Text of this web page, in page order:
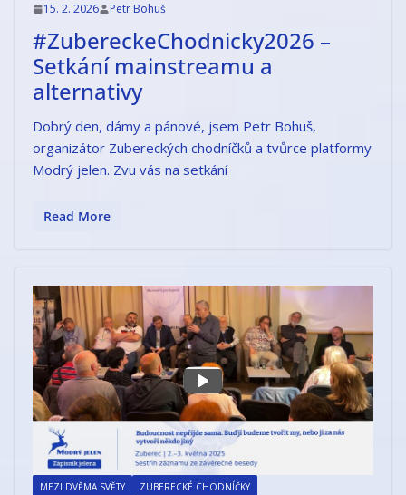
15. 2. 2026 Petr Bohuš
#ZubereckeChodnicky2026 –
Setkání mainstreamu a
alternativy
Dobrý den, dámy a pánové, jsem Petr Bohuš,
organizátor Zubereckých chodníčků a tvůrce platformy
Modrý jelen. Zvu vás na setkání
Read More
MEZI DVĚMA SVĚTY ZUBERECKÉ CHODNÍČKY